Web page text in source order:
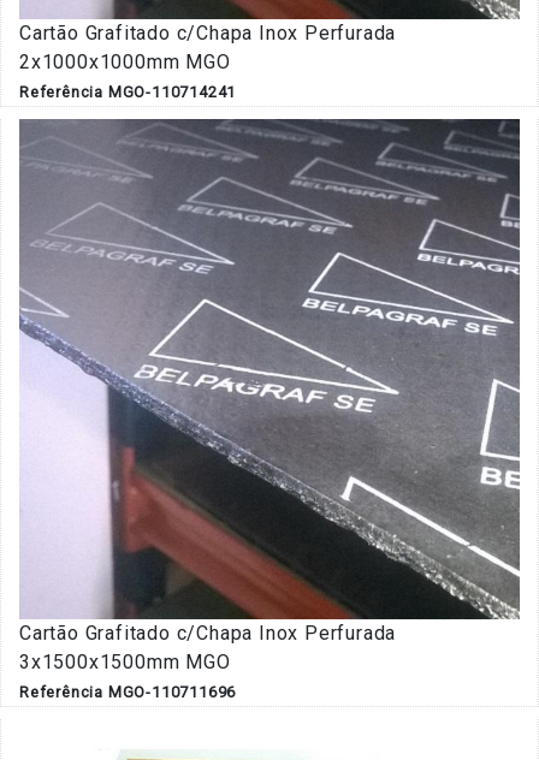
Cartão Grafitado c/Chapa Inox Perfurada
2x1000x1000mm MGO
Referência MGO-110714241
Cartão Grafitado c/Chapa Inox Perfurada
3x1500x1500mm MGO
Referência MGO-110711696